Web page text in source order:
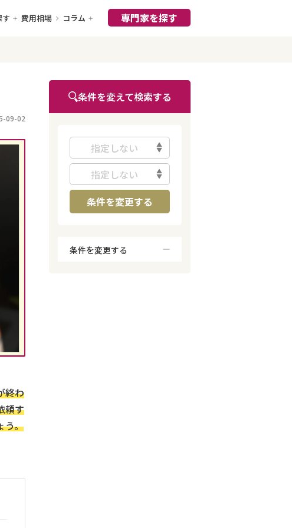
す 費用相場 コラム 専門家を探す
09-02
終わ
頼す
う。
条件を変えて検索する
指定しない
指定しない
条件を変更する
条件を変更する